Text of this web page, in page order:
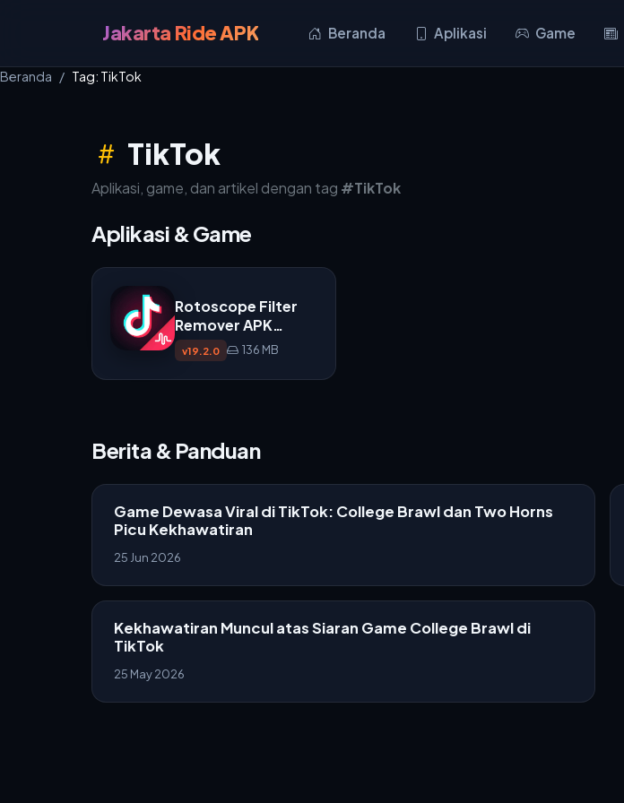
Jakarta Ride APK Beranda Aplikasi Game
Beranda Tag: TikTok
TikTok
Aplikasi, game, dan artikel dengan tag #TikTok
Aplikasi & Game
Rotoscope Filter
Remover APK
v19.2.0
v19.2.0 136 MB
Berita & Panduan
Game Dewasa Viral di TikTok: College Brawl dan Two Horns
Picu Kekhawatiran
25 Jun 2026
Kekhawatiran Muncul atas Siaran Game College Brawl di
TikTok
25 May 2026